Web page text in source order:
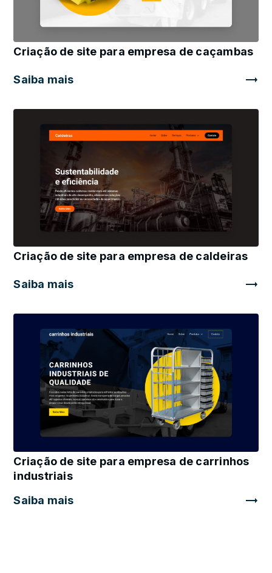
Criação de site para empresa de caçambas
Saiba mais
Criação de site para empresa de caldeiras
Saiba mais
Criação de site para empresa de carrinhos
industriais
Saiba mais